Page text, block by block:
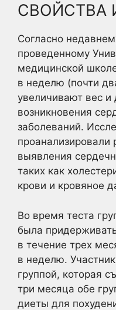
СВОЙСТВА
Согласно
проведенному
медицинской
в неделю (почти
увеличивают вес
возникновения
заболеваний.
проанализировали
выявления
таких как
крови и кровяное
Во время теста
была
в течение трех
в неделю.
группой, которая
три месяца обе
диеты для